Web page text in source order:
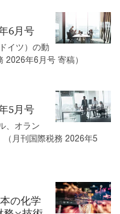
6月号
イツ）の動
2026年6月号 寄稿）
5月号
、オラン
（月刊国際税務 2026年5
の化学